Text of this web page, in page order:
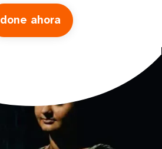
done ahora